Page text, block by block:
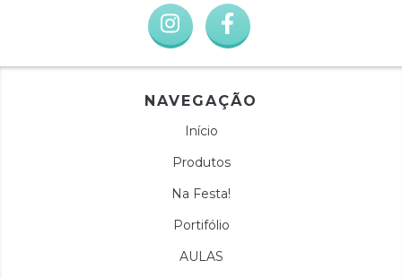
NAVEGAÇÃO
Início
Produtos
Na Festa!
Portifólio
AULAS